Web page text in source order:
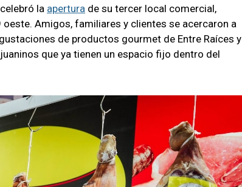
la apertura de su tercer local comercial,
Amigos, familiares y clientes se acercaron a
de productos gourmet de Entre Raíces y
que ya tienen un espacio fijo dentro del